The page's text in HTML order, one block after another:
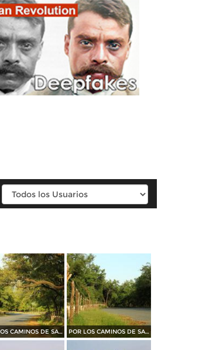
POR LOS CAMINOS DE SANTIAGO POR LOS CAMINOS DE SANTIAGO